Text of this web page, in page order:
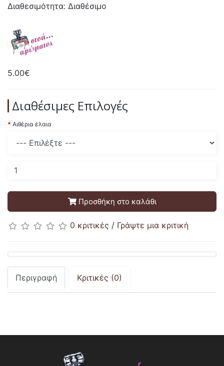
Διαθεσιμότητα: Διαθέσιμο
5.00€
Διαθέσιμες Επιλογές
Αιθέρια έλαια
Προσθήκη στο καλάθι
0 κριτικές / Γράψτε μια κριτική
Περιγραφή Κριτικές (0)